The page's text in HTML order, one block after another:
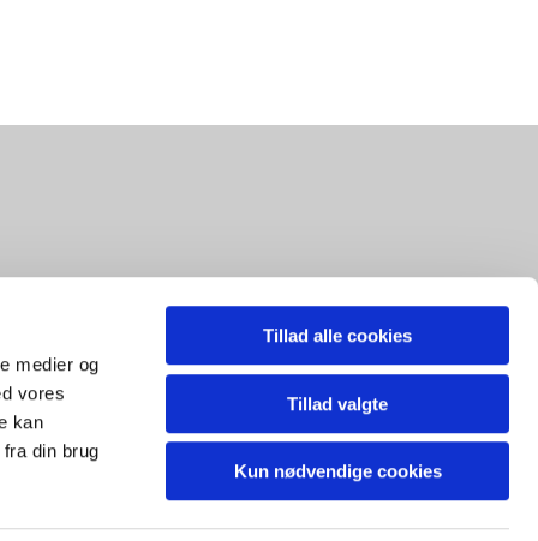
medier og
vores
kan
din brug
Tillad alle cookies
Tillad valgte
Kun nødvendige cookies